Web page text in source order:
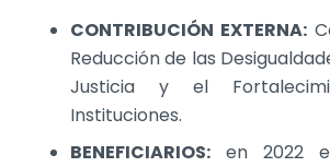
CONTRIBUCIÓN EXTERNA:
Reducción de las
Justicia y el
Instituciones.
BENEFICIARIOS: en 2022